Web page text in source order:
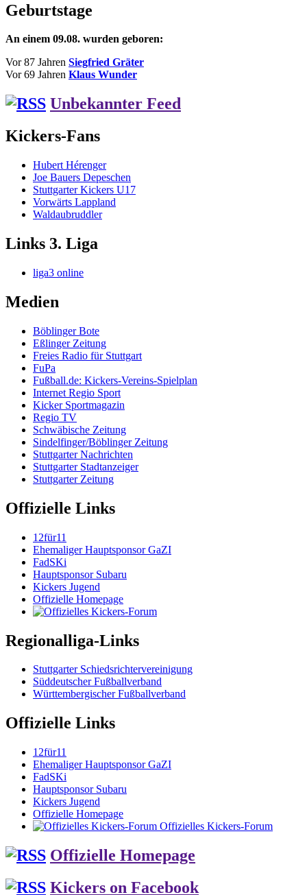
Geburtstage
An einem 09.08. wurden geboren:
Vor 87 Jahren Siegfried Gräter
Vor 69 Jahren Klaus Wunder
Unbekannter Feed
Kickers-Fans
Hubert Hérenger
Joe Bauers Depeschen
Stuttgarter Kickers U17
Vorwärts Lappland
Waldaubruddler
Links 3. Liga
liga3 online
Medien
Böblinger Bote
Eßlinger Zeitung
Freies Radio für Stuttgart
FuPa
Fußball.de: Kickers-Vereins-Spielplan
Internet Regio Sport
Kicker Sportmagazin
Regio TV
Schwäbische Zeitung
Sindelfinger/Böblinger Zeitung
Stuttgarter Nachrichten
Stuttgarter Stadtanzeiger
Stuttgarter Zeitung
Offizielle Links
12für11
Ehemaliger Hauptsponsor GaZI
FadSKi
Hauptsponsor Subaru
Kickers Jugend
Offizielle Homepage
Regionalliga-Links
Stuttgarter Schiedsrichtervereinigung
Süddeutscher Fußballverband
Württembergischer Fußballverband
Offizielle Links
12für11
Ehemaliger Hauptsponsor GaZI
FadSKi
Hauptsponsor Subaru
Kickers Jugend
Offizielle Homepage
Offizielles Kickers-Forum
Offizielle Homepage
Kickers on Facebook